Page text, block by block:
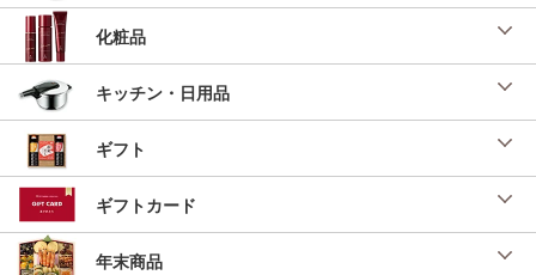
化粧品
キッチン・日用品
ギフト
ギフトカード
年末商品